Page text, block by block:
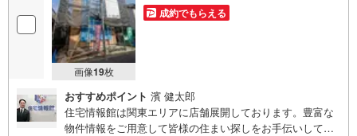
画像19枚
成約でもらえる
おすすめポイント 濱 健太郎
住宅情報館は関東エリアに店舗展開しております。豊富な
物件情報をご用意して皆様の住まい探しをお手伝いしてお